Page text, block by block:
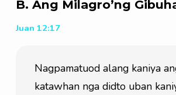
B. Ang Milagro’ng
Juan 12:17
Nagpamatuod alang kaniya
katawhan nga didto uban